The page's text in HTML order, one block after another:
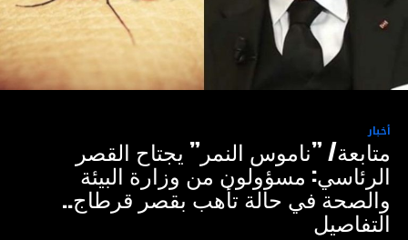
أخبار
متابعة/ ”ناموس النمر” يجتاح القصر
الرئاسي: مسؤولون من وزارة البيئة
والصحة في حالة تأهب بقصر قرطاج..
التفاصيل